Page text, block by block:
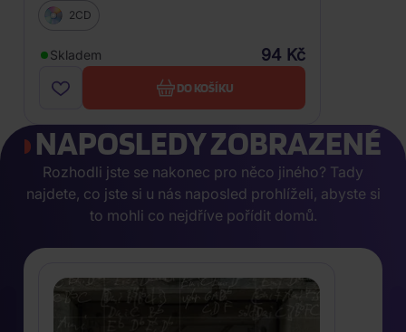
2CD
Skladem 94 Kč
DO KOŠÍKU
NAPOSLEDY ZOBRAZENÉ
Rozhodli jste se nakonec pro něco jiného? Tady
najdete, co jste si u nás naposled prohlíželi, abyste si
to mohli co nejdříve pořídit domů.